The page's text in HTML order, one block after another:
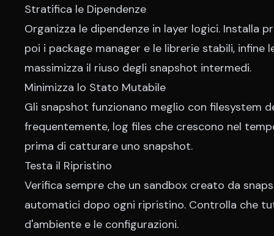
Stratifica le Dipendenze
Organizza le dipendenze in layer logici. Installa
poi i package manager e le librerie stabili,
massimizza il riuso degli snapshot intermedi.
Minimizza lo Stato Mutabile
Gli snapshot funzionano meglio con filesystem
frequentemente, log files che crescono nel
prima di catturare uno snapshot.
Testa il Ripristino
Verifica sempre che un sandbox creato da
automatici dopo ogni ripristino. Controlla che
d'ambiente e le configurazioni.